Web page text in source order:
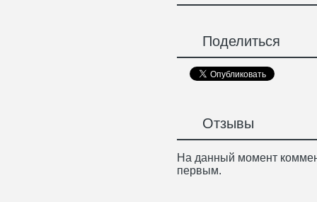
Поделиться
Отзывы
На данный момент
первым.